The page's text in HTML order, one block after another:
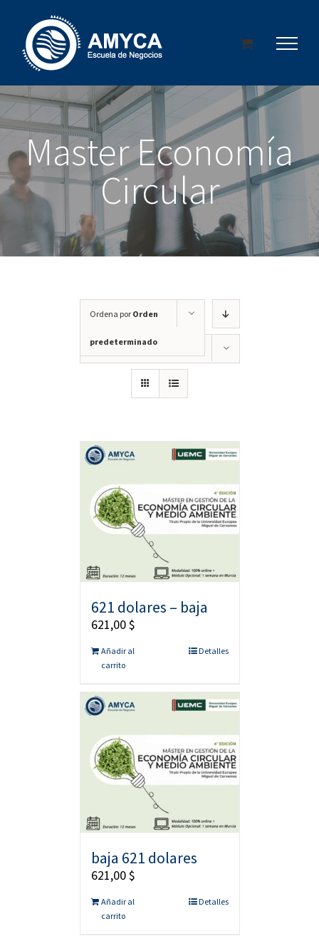
contenido
Master Economía
Circular
Ordena por Orden
predeterminado
Mostrar
621 dolares – baja
621,00$
Añadir al
carrito
Detalles
baja 621 dolares
621,00$
Añadir al
carrito
Detalles